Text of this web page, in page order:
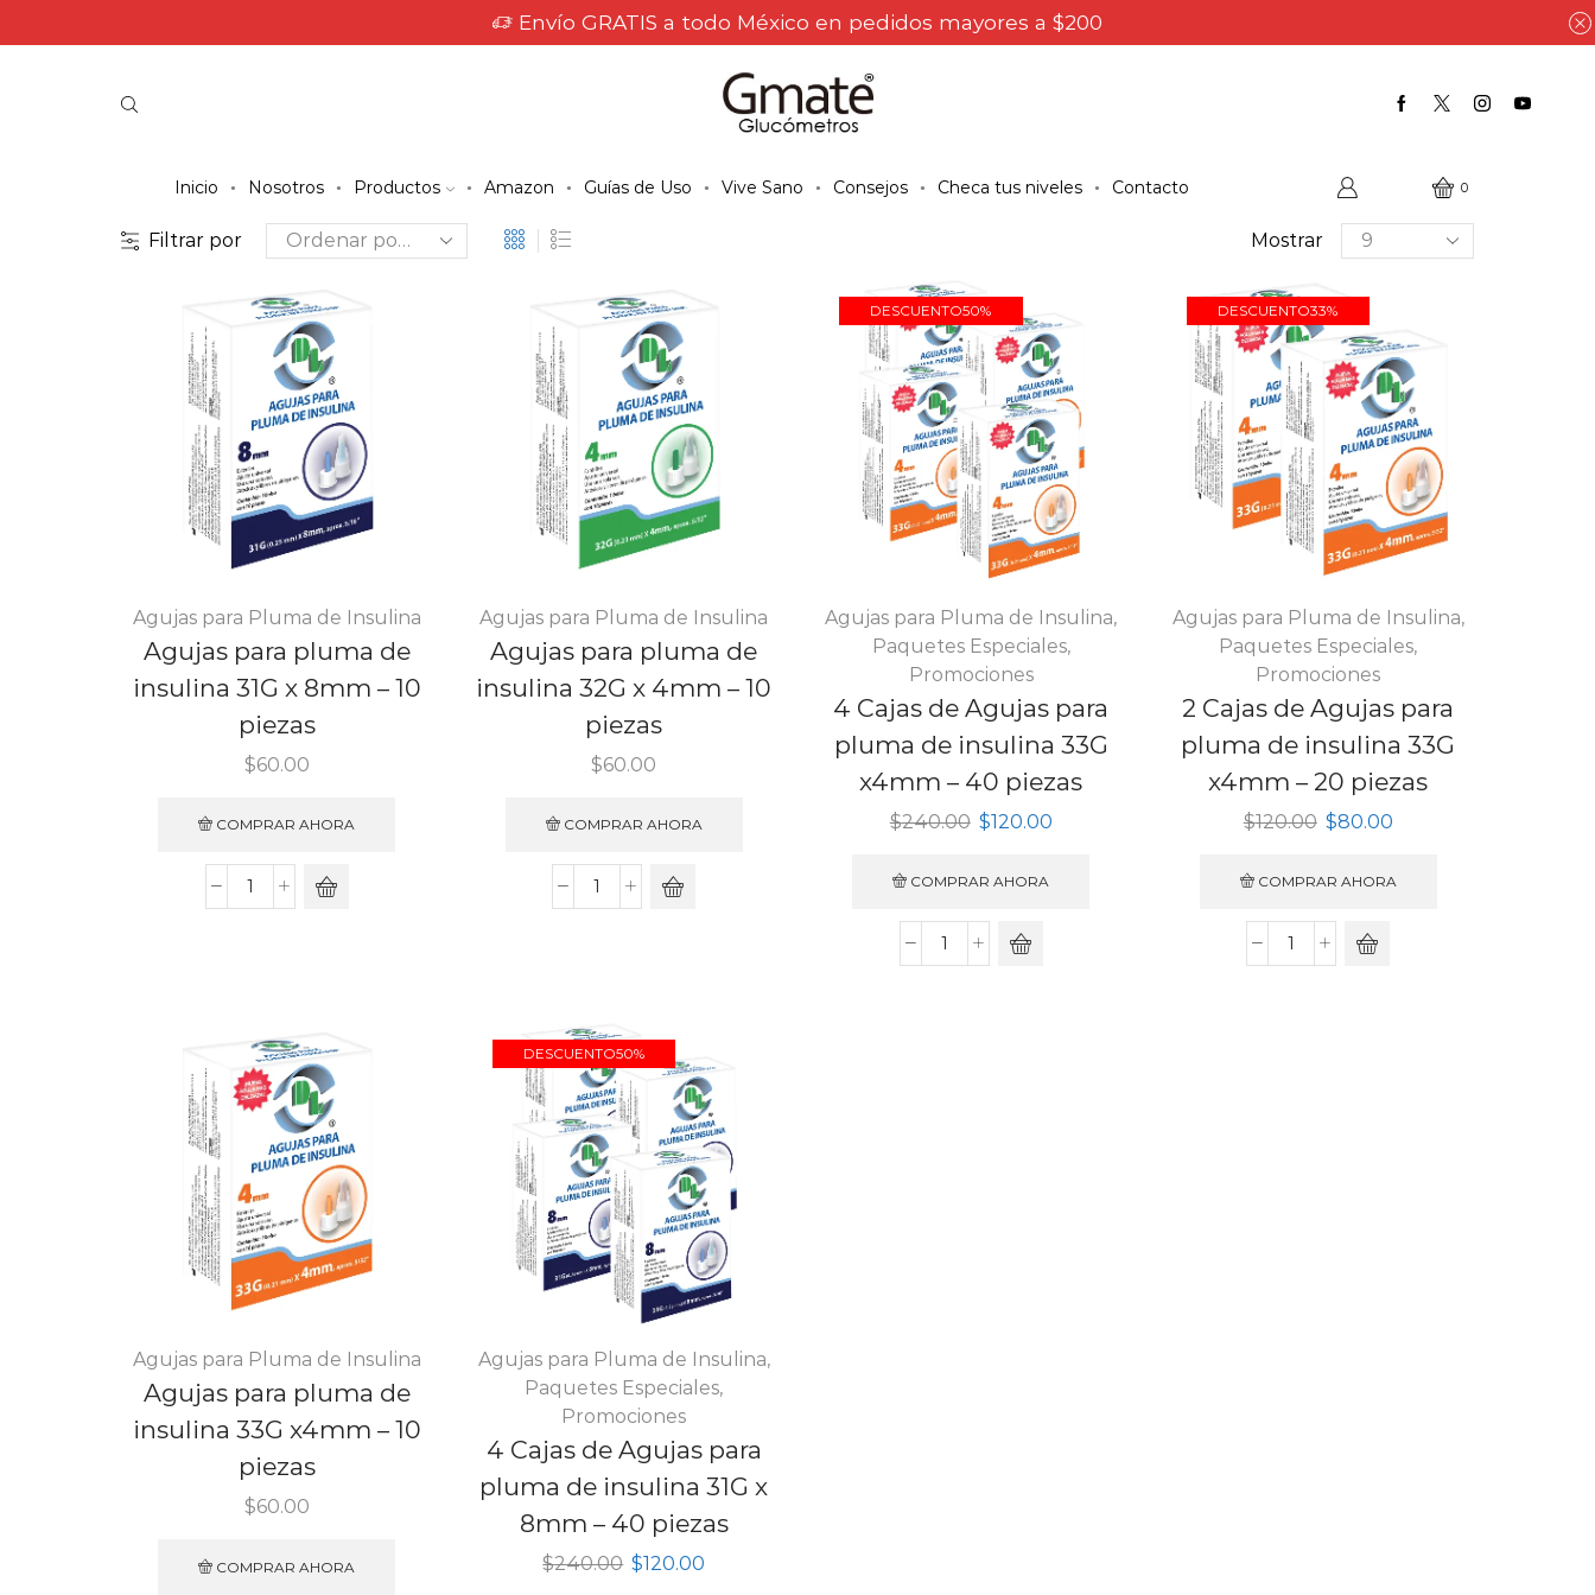
Envío GRATIS a todo México en pedidos mayores a $200
Inicio Nosotros Productos Amazon Guías de Uso Vive Sano Consejos Checa tus niveles Contacto 0
Filtrar por Mostrar
Productos
por
Agujas para Pluma de Insulina
Agujas para pluma de
insulina 31G x 8mm – 10
piezas
$60.00
COMPRAR AHORA
Agujas para Pluma de Insulina
Agujas para pluma de
insulina 32G x 4mm – 10
piezas
$60.00
COMPRAR AHORA
DESCUENTO50%
Agujas para Pluma de Insulina,
Paquetes Especiales,
Promociones
4 Cajas de Agujas para
pluma de insulina 33G
x4mm – 40 piezas
$240.00 Original
was:
$120.00Current
COMPRAR AHORA
DESCUENTO33%
Agujas para Pluma de Insulina,
Paquetes Especiales,
Promociones
2 Cajas de Agujas para
pluma de insulina 33G
x4mm – 20 piezas
$120.00 Original
was:
$80.00Current
is:
COMPRAR AHORA
Agujas para Pluma de Insulina
Agujas para pluma de
insulina 33G x4mm – 10
piezas
$60.00
COMPRAR AHORA
DESCUENTO50%
Agujas para Pluma de Insulina,
Paquetes Especiales,
Promociones
4 Cajas de Agujas para
pluma de insulina 31G x
8mm – 40 piezas
$240.00 Original
$120.00